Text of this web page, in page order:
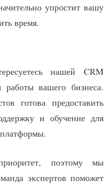
упростит вашу
время.
нашей CRM
вашего бизнеса.
готова предоставить
и обучение для
поэтому мы
экспертов поможет